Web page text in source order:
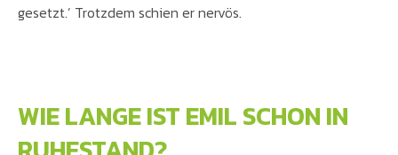
gesetzt.’ Trotzdem schien er nervös.
WIE LANGE IST EMIL SCHON IN